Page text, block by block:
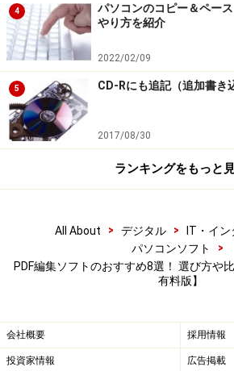
Cube PDFの特徴は、機能ごとにさま
用意されていることです。PDFをペ
り、複数のPDFファイルを1つにま
PDF Page」、PDFファイルから画
「Cube PDF ImagePicker」など、複
けることで、さまざまな処理ができ
ので、無料でいろいろ試したい方に
Cube PDFのホームページ
▼Cube PDFのホームページ
4
パソコンのコピー＆ペー
やり方を紹介
2022/02/09
5 CD-Rにも追記（追加書き
2017/08/30
ランキングをもっと
All About > デジタル > IT・イ
パソコンソフト
>
PDF編集ソフトのおすすめ8選！ 選び方や
有料版】
会社概要 採用情報
投資家情報 広告掲載